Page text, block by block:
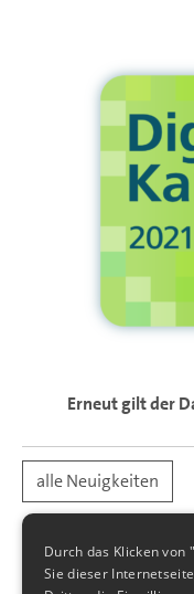
Erneut gilt der
alle Neuigkeiten
Durch das Klicken
Sie dieser